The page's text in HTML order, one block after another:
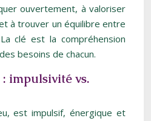
ouvertement, à valoriser
à trouver un équilibre entre
clé est la compréhension
besoins de chacun.
impulsivité vs.
est impulsif, énergique et